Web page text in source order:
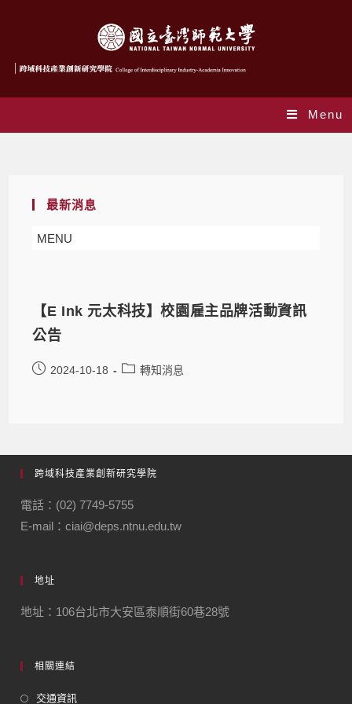
Menu
最新消息
MENU
【E Ink 元太科技】校園雇主品牌活動資訊
公告
2024-10-18 轉知消息
跨域科技產業創新研究學院
電話：(02) 7749-5755
E-mail：ciai@deps.ntnu.edu.tw
地址
地址：106台北市大安區泰順街60巷28號
相關連結
交通資訊